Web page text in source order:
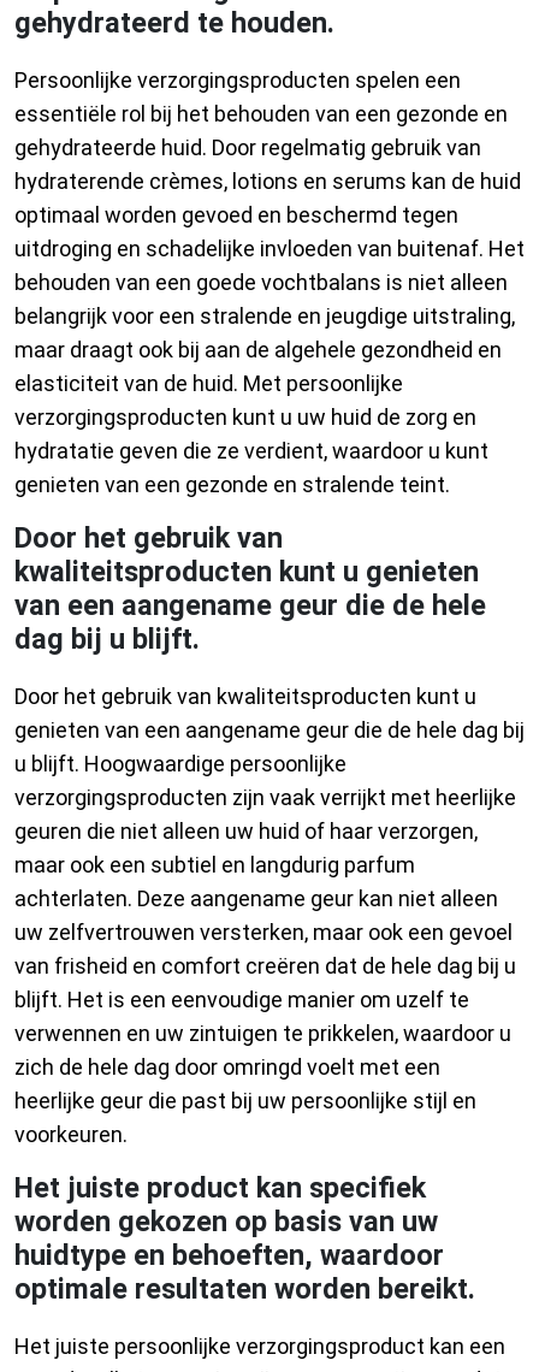
gehydrateerd te houden.
Persoonlijke verzorgingsproducten spelen een
essentiële rol bij het behouden van een gezonde en
gehydrateerde huid. Door regelmatig gebruik van
hydraterende crèmes, lotions en serums kan de huid
optimaal worden gevoed en beschermd tegen
uitdroging en schadelijke invloeden van buitenaf. Het
behouden van een goede vochtbalans is niet alleen
belangrijk voor een stralende en jeugdige uitstraling,
maar draagt ook bij aan de algehele gezondheid en
elasticiteit van de huid. Met persoonlijke
verzorgingsproducten kunt u uw huid de zorg en
hydratatie geven die ze verdient, waardoor u kunt
genieten van een gezonde en stralende teint.
Door het gebruik van
kwaliteitsproducten kunt u genieten
van een aangename geur die de hele
dag bij u blijft.
Door het gebruik van kwaliteitsproducten kunt u
genieten van een aangename geur die de hele dag bij
u blijft. Hoogwaardige persoonlijke
verzorgingsproducten zijn vaak verrijkt met heerlijke
geuren die niet alleen uw huid of haar verzorgen,
maar ook een subtiel en langdurig parfum
achterlaten. Deze aangename geur kan niet alleen
uw zelfvertrouwen versterken, maar ook een gevoel
van frisheid en comfort creëren dat de hele dag bij u
blijft. Het is een eenvoudige manier om uzelf te
verwennen en uw zintuigen te prikkelen, waardoor u
zich de hele dag door omringd voelt met een
heerlijke geur die past bij uw persoonlijke stijl en
voorkeuren.
Het juiste product kan specifiek
worden gekozen op basis van uw
huidtype en behoeften, waardoor
optimale resultaten worden bereikt.
Het juiste persoonlijke verzorgingsproduct kan een